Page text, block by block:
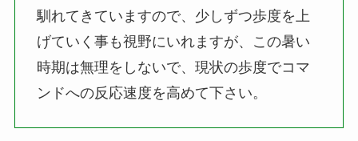
馴れてきていますので、少しずつ歩度を上
げていく事も視野にいれますが、この暑い
時期は無理をしないで、現状の歩度でコマ
ンドへの反応速度を高めて下さい。